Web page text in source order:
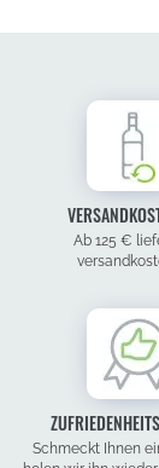
Ab 125 €
Schmeckt Ihnen